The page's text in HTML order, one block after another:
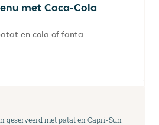
met Coca-Cola
en cola of fanta
geserveerd met patat en Capri-Sun